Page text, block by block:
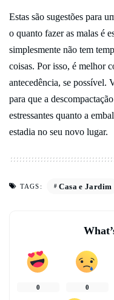
Estas são sugestões para
o quanto fazer as malas é
simplesmente não tem
coisas. Por isso, é melhor
antecedência, se possível.
para que a
estressantes quanto a
estadia no seu novo lugar.
TAGS: Casa e Jardim
0 0